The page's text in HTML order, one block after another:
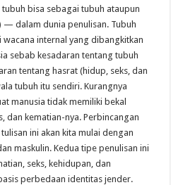
bisa sebagai tubuh ataupun
— dalam dunia penulisan. Tubuh
internal yang dibangkitkan
sebab kesadaran tentang tubuh
tentang hasrat (hidup, seks, dan
tubuh itu sendiri. Kurangnya
manusia tidak memiliki bekal
dan kematian-nya. Perbincangan
ini akan kita mulai dengan
maskulin. Kedua tipe penulisan ini
seks, kehidupan, dan
perbedaan identitas jender.